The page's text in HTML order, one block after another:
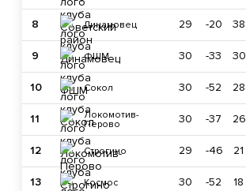
8 Динамовец 29 -20 38
9 ФШМ 30 -33 30
10 Сокол 30 -52 28
11
Локомотив-
Перово
30 -37 26
12 Строгино 29 -46 21
13 Космос 30 -52 18